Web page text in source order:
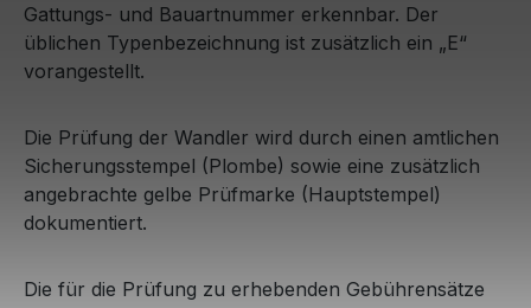
Gattungs- und Bauartnummer erkennbar. Der
üblichen Typenbezeichnung ist zusätzlich ein „E“
vorangestellt.
Die Prüfung der Wandler wird durch einen amtlichen
Sicherungsstempel (Plombe) sowie eine zusätzlich
angebrachte gelbe Prüfmarke (Hauptstempel)
dokumentiert.
Die für die Prüfung zu erhebenden Gebührensätze